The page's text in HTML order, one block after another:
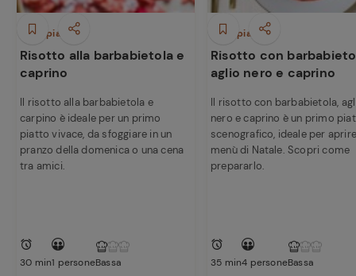
Primi piatti
Risotto alla barbabietola e
caprino
Il risotto alla barbabietola e
carpino è ideale per un primo
piatto vivace, da sfoggiare in un
pranzo della domenica o una cena
tra amici.
30 min1 personeBassa
Primi piatti
Risotto con
aglio nero e caprino
Il risotto con barbabietola,
nero e caprino è un primo
scenografico, ideale per
menù di Natale. Scopri come
prepararlo.
35 min4 personeBassa